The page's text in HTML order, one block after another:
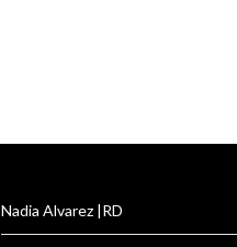
Nadia Alvarez |RD